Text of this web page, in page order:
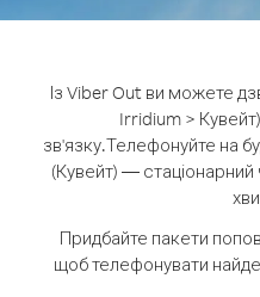
Із Viber Out ви можете
Irridium >
зв'язку.Телефонуйте на
(Кувейт) — стаціонарний
Придбайте пакети
щоб телефонувати